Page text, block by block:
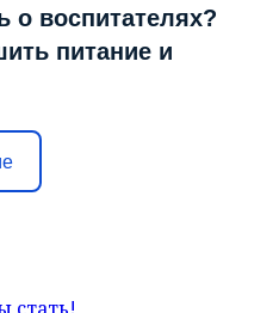
о воспитателях?
питание и